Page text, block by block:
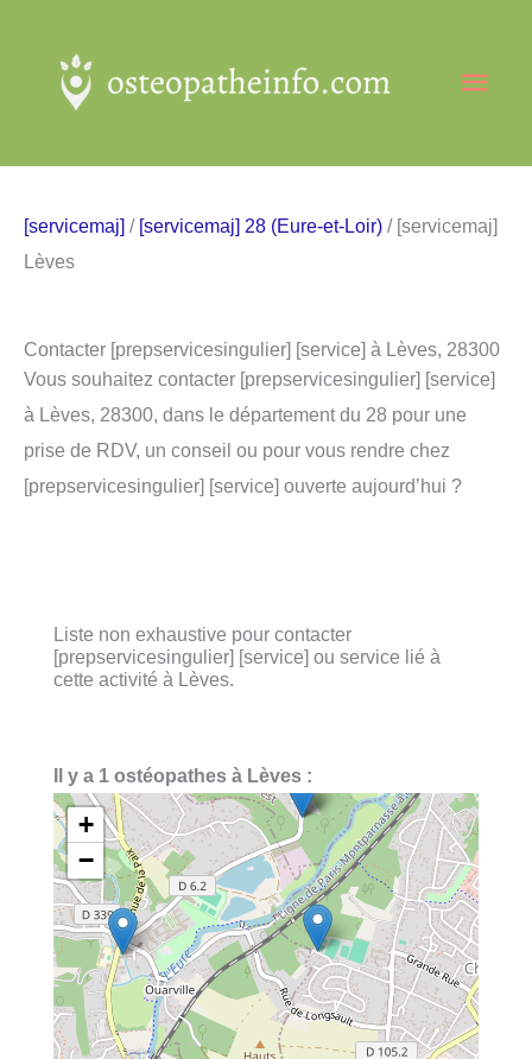
contenu
[servicemaj] / [servicemaj] 28 (Eure-et-Loir) / [servicemaj]
Lèves
Contacter [prepservicesingulier] [service] à Lèves, 28300
Vous souhaitez contacter [prepservicesingulier] [service]
à Lèves, 28300, dans le département du 28 pour une
prise de RDV, un conseil ou pour vous rendre chez
[prepservicesingulier] [service] ouverte aujourd’hui ?
Liste non exhaustive pour contacter
[prepservicesingulier] [service] ou service lié à
cette activité à Lèves.
Il y a 1 ostéopathes à Lèves :
+
−